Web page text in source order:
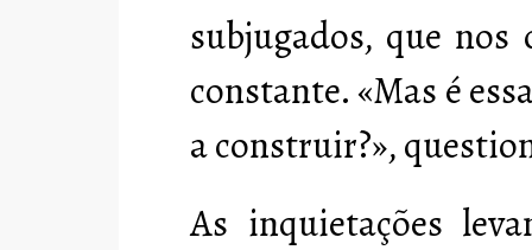
subjugados, que
constante. «Mas é
a construir?»,
As inquietações